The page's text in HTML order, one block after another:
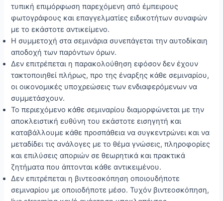
τυπική επιμόρφωση παρεχόμενη από έμπειρους
φωτογράφους και επαγγελματίες ειδικοτήτων συναφών
με το εκάστοτε αντικείμενο.
Η συμμετοχή στα σεμινάρια συνεπάγεται την αυτοδίκαιη
αποδοχή των παρόντων όρων.
Δεν επιτρέπεται η παρακολούθηση εφόσον δεν έχουν
τακτοποιηθεί πλήρως, προ της έναρξης κάθε σεμιναρίου,
οι οικονομικές υποχρεώσεις των ενδιαφερόμενων να
συμμετάσχουν.
Το περιεχόμενο κάθε σεμιναρίου διαμορφώνεται με την
αποκλειστική ευθύνη του εκάστοτε εισηγητή και
καταβάλλουμε κάθε προσπάθεια να συγκεντρώνει και να
μεταδίδει τις ανάλογες με το θέμα γνώσεις, πληροφορίες
και επιλύσεις αποριών σε θεωρητικά και πρακτικά
ζητήματα που άπτονται κάθε αντικειμένου.
Δεν επιτρέπεται η βιντεοσκόπηση οποιουδήποτε
σεμιναρίου με οποιοδήποτε μέσο. Τυχόν βιντεοσκόπηση,